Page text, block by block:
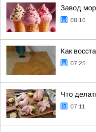
Завод
08:10
Как
07:25
Что
07:11